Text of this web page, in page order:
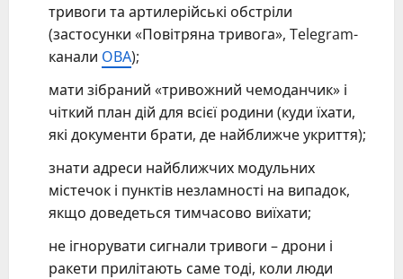
тривоги та артилерійські обстріли
(застосунки «Повітряна тривога», Telegram-
канали ОВА);
мати зібраний «тривожний чемоданчик» і
чіткий план дій для всієї родини (куди їхати,
які документи брати, де найближче укриття);
знати адреси найближчих модульних
містечок і пунктів незламності на випадок,
якщо доведеться тимчасово виїхати;
не ігнорувати сигнали тривоги – дрони і
ракети прилітають саме тоді, коли люди